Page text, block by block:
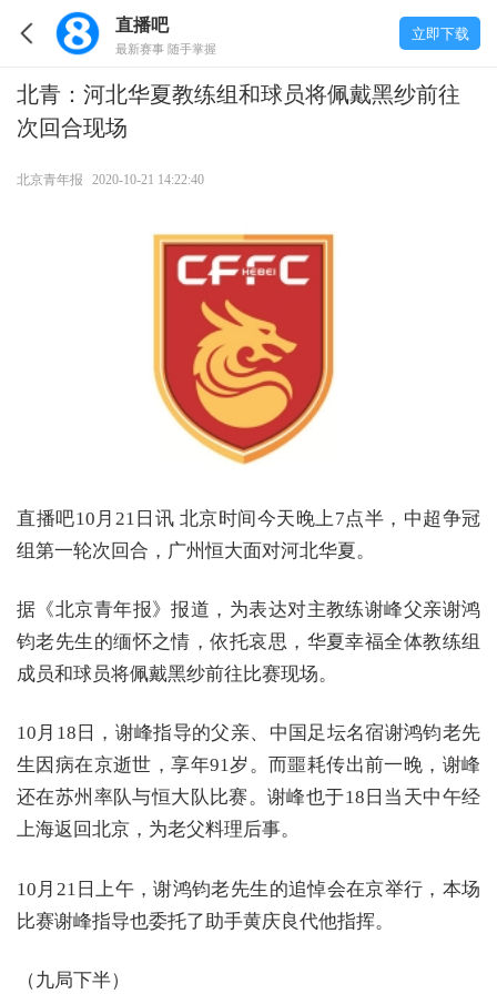
直播吧
最新赛事 随手掌握
立即下载
北青：河北华夏教练组和球员将佩戴黑纱前往
次回合现场
北京青年报 2020-10-21 14:22:40
直播吧10月21日讯 北京时间今天晚上7点半，中超争冠
组第一轮次回合，广州恒大面对河北华夏。
据《北京青年报》报道，为表达对主教练谢峰父亲谢鸿
钧老先生的缅怀之情，依托哀思，华夏幸福全体教练组
成员和球员将佩戴黑纱前往比赛现场。
10月18日，谢峰指导的父亲、中国足坛名宿谢鸿钧老先
生因病在京逝世，享年91岁。而噩耗传出前一晚，谢峰
还在苏州率队与恒大队比赛。谢峰也于18日当天中午经
上海返回北京，为老父料理后事。
10月21日上午，谢鸿钧老先生的追悼会在京举行，本场
比赛谢峰指导也委托了助手黄庆良代他指挥。
（九局下半）